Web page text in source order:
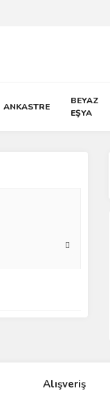
ANKASTRE
BEYAZ
EŞYA
Alışveriş